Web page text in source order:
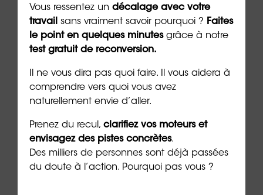
À lire sur le même thème
Vous ressentez un décalage avec votre
travail sans vraiment savoir pourquoi ? Faites
le point en quelques minutesgrâce à notre
test gratuit de reconversion.
Il ne vous dira pas quoi faire. Il vous aidera à
comprendre vers quoi vous avez
naturellement envie d’aller.
Prenez du recul, clarifiez vos moteurs et
envisagez des pistes concrètes.
Des milliers de personnes sont déjà passées
du doute à l’action. Pourquoi pas vous ?